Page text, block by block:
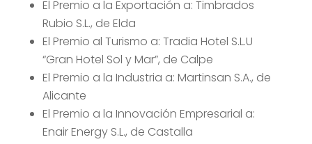
El Premio a la Exportación a: Timbrados
Rubio S.L., de Elda
El Premio al Turismo a: Tradia Hotel S.L.U
“Gran Hotel Sol y Mar”, de Calpe
El Premio a la Industria a: Martinsan S.A., de
Alicante
El Premio a la Innovación Empresarial a:
Enair Energy S.L., de Castalla